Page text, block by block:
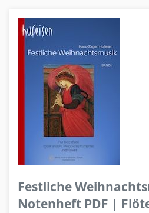
Festliche
Notenheft PDF |